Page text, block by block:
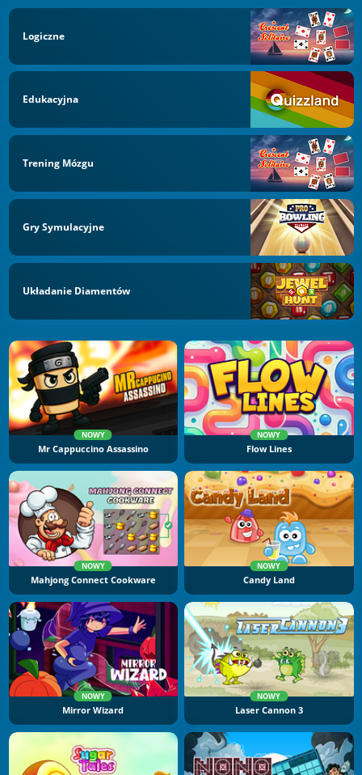
Logiczne
Edukacyjna
Trening Mózgu
Gry Symulacyjne
Układanie Diamentów
NOWY
Mr Cappuccino Assassino
NOWY
Flow Lines
NOWY
Mahjong Connect Cookware
NOWY
Candy Land
NOWY
Mirror Wizard
NOWY
Laser Cannon 3